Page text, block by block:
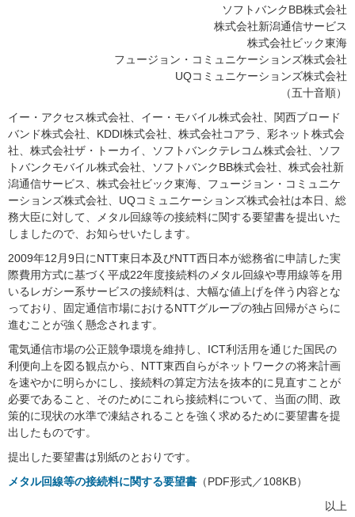
ソフトバンクBB株式会社
株式会社新潟通信サービス
株式会社ビック東海
フュージョン・コミュニケーションズ株式会社
UQコミュニケーションズ株式会社
（五十音順）
イー・アクセス株式会社、イー・モバイル株式会社、関西ブロード
バンド株式会社、KDDI株式会社、株式会社コアラ、彩ネット株式会
社、株式会社ザ・トーカイ、ソフトバンクテレコム株式会社、ソフ
トバンクモバイル株式会社、ソフトバンクBB株式会社、株式会社新
潟通信サービス、株式会社ビック東海、フュージョン・コミュニケ
ーションズ株式会社、UQコミュニケーションズ株式会社は本日、総
務大臣に対して、メタル回線等の接続料に関する要望書を提出いた
しましたので、お知らせいたします。
2009年12月9日にNTT東日本及びNTT西日本が総務省に申請した実
際費用方式に基づく平成22年度接続料のメタル回線や専用線等を用
いるレガシー系サービスの接続料は、大幅な値上げを伴う内容とな
っており、固定通信市場におけるNTTグループの独占回帰がさらに
進むことが強く懸念されます。
電気通信市場の公正競争環境を維持し、ICT利活用を通じた国民の
利便向上を図る観点から、NTT東西自らがネットワークの将来計画
を速やかに明らかにし、接続料の算定方法を抜本的に見直すことが
必要であること、そのためにこれら接続料について、当面の間、政
策的に現状の水準で凍結されることを強く求めるために要望書を提
出したものです。
提出した要望書は別紙のとおりです。
メタル回線等の接続料に関する要望書 （PDF形式／108KB）
以上